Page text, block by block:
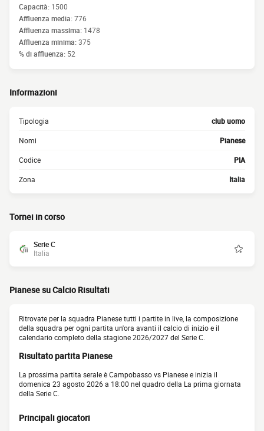
Capacità: 1500
Affluenza media:776
Affluenza massima: 1478
Affluenza minima:375
% di affluenza: 52
Informazioni
Tipologia club uomo
Nomi Pianese
Codice PIA
Zona Italia
Tornei in corso
Serie C
Italia
Pianese su Calcio Risultati
Ritrovate per la squadra Pianese tutti i partite in live, la composizione
della squadra per ogni partita un'ora avanti il calcio di inizio e il
calendario completo della stagione 2026/2027 del Serie C.
Risultato partita Pianese
La prossima partita serale è Campobasso vs Pianese e inizia il
domenica 23 agosto 2026 a 18:00 nel quadro della La prima giornata
della Serie C.
Principali giocatori